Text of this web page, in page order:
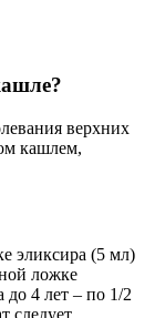
верхних
кашлем,
эликсира (5 мл)
ложке
до 4 лет – по 1/2
следует